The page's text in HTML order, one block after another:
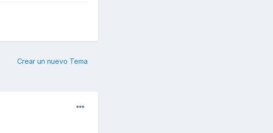
Crear un nuevo Tema